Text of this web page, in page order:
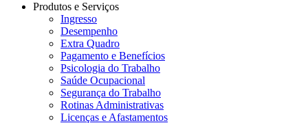
Produtos e Serviços
Ingresso
Desempenho
Extra Quadro
Pagamento e Benefícios
Psicologia do Trabalho
Saúde Ocupacional
Segurança do Trabalho
Rotinas Administrativas
Licenças e Afastamentos